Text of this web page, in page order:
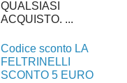
QUALSIASI
ACQUISTO. ...
Codice sconto LA
FELTRINELLI
SCONTO 5 EURO